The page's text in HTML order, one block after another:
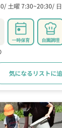
土曜 7:30~20:30
一時保育 自園調理
気になるリストに